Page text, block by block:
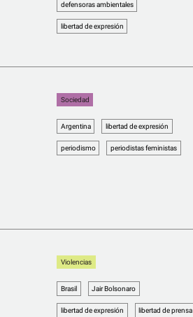
defensoras ambientales
libertad de expresión
Sociedad
Argentina libertad de expresión
periodismo periodistas feministas
Violencias
Brasil Jair Bolsonaro
libertad de expresión libertad de prensa